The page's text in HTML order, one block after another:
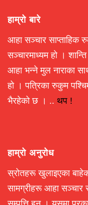
हाम्रो बारे
आहा सञ्चार साप्ताहिक
सञ्चारमाध्यम हो ।
आहा भन्ने मुल नाराका
हो । पत्रिका रुकुम
भैरहेको छ । .. थप !
हाम्रो अनुरोध
स्रोतहरू खुलाइएका
सामग्रीहरू आहा सञ्चार